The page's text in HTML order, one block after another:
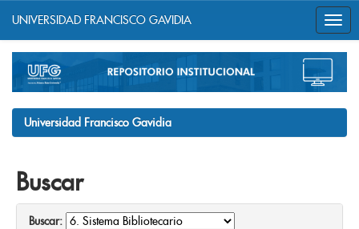
navigation
UNIVERSIDAD FRANCISCO GAVIDIA
Universidad Francisco Gavidia
Buscar
Buscar: